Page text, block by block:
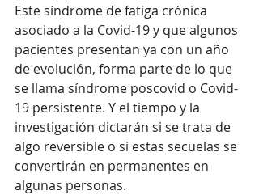
Este síndrome de fatiga crónica
asociado a la Covid-19 y que algunos
pacientes presentan ya con un año
de evolución, forma parte de lo que
se llama síndrome poscovid o Covid-
19 persistente. Y el tiempo y la
investigación dictarán si se trata de
algo reversible o si estas secuelas se
convertirán en permanentes en
algunas personas.